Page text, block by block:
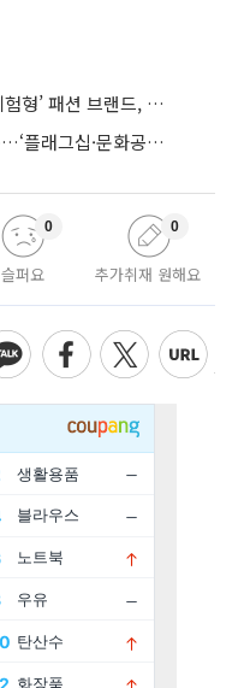
스투시부터 무신사 킥스까지…‘체험형’ 패션 브랜드, 잇단 제주행
명품 브랜드, 백화점 밖 D2C 가속…‘플래그십·문화공간’ 전략 눈길
슬퍼요
0
추가취재 원해요
0